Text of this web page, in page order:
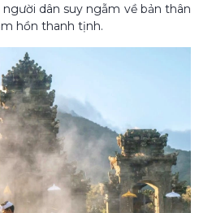
dân suy ngẫm về bản thân
hồn thanh tịnh.